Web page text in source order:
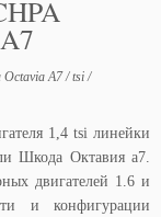
Octavia A7/tsi/
1,4 tsi линейки
Шкода Октавия а7.
двигателей 1.6 и
и конфигурации